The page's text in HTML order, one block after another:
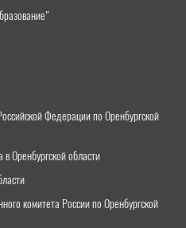
Федерации по Оренбургской
Оренбургской области
комитета России по Оренбургской